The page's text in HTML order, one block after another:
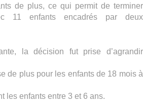
de plus, ce qui permit de terminer
11 enfants encadrés par deux
la décision fut prise d’agrandir
de plus pour les enfants de 18 mois à
les enfants entre 3 et 6 ans.